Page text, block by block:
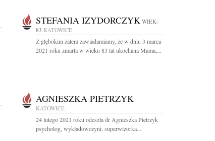
STEFANIA IZYDORCZYK WIEK:
83 KATOWICE
Z głębokim żalem zawiadamiamy, że w dniu 3 marca
2021 roku zmarła w wieku 83 lat ukochana Mama,...
AGNIESZKA PIETRZYK
KATOWICE
24 lutego 2021 roku odeszła dr Agnieszka Pietrzyk
psycholog, wykładowczyni, superwizorka...